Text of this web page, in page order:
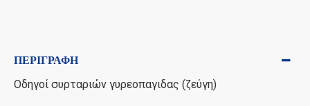
ΠΕΡΙΓΡΑΦΉ
Οδηγοί συρταριών γυρεοπαγιδας (ζεύγη)